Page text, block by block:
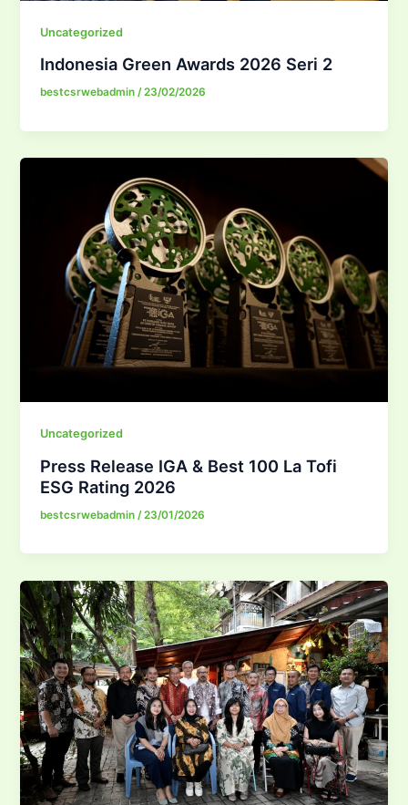
Uncategorized
Indonesia Green Awards 2026 Seri 2
bestcsrwebadmin/23/02/2026
Uncategorized
Press Release IGA & Best 100 La Tofi
ESG Rating 2026
bestcsrwebadmin /23/01/2026